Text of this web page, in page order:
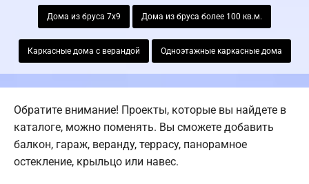
Дома из бруса 7х9 Дома из бруса более 100 кв.м.
Каркасные дома с верандой Одноэтажные каркасные дома
Обратите внимание! Проекты, которые вы найдете в
каталоге, можно поменять. Вы сможете добавить
балкон, гараж, веранду, террасу, панорамное
остекление, крыльцо или навес.